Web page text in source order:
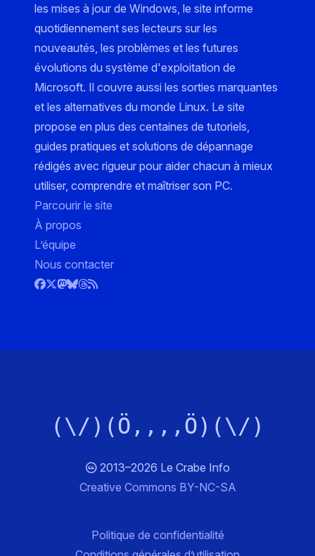
les mises à jour de Windows, le site informe
quotidiennement ses lecteurs sur les
nouveautés, les problèmes et les futures
évolutions du système d'exploitation de
Microsoft. Il couvre aussi les sorties marquantes
et les alternatives du monde Linux. Le site
propose en plus des centaines de tutoriels,
guides pratiques et solutions de dépannage
rédigés avec rigueur pour aider chacun à mieux
utiliser, comprendre et maîtriser son PC.
Parcourir le site
À propos
L’équipe
Nous contacter
(\/)(Ö,,,,Ö)(\/)
2013–2026 Le Crabe Info
Creative Commons BY-NC-SA
Politique de confidentialité